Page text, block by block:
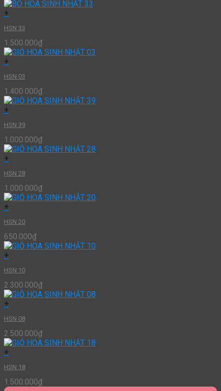
+
HSN 33
1.500.000₫
+
HSN 03
1.400.000₫
+
HSN 39
1.000.000₫
+
HSN 28
1.000.000₫
+
HSN 20
650.000₫
+
HSN 10
2.300.000₫
+
HSN 08
2.500.000₫
+
HSN 18
1.500.000₫